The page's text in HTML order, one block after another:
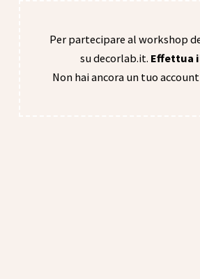
Per partecipare al workshop
su decorlab.it. Effettua
Non hai ancora un tuo